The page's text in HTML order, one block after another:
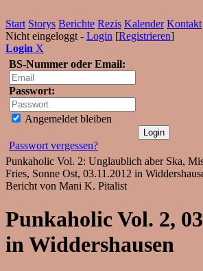
Start Storys Berichte Rezis Kalender Kontakt
Nicht eingeloggt - Login [Registrieren]
Login X
BS-Nummer oder Email:
Passwort:
Angemeldet bleiben
Passwort vergessen?
Punkaholic Vol. 2: Unglaublich aber Ska,
Fries, Sonne Ost, 03.11.2012 in
Bericht von Mani K. Pitalist
Punkaholic Vol. 2,
in Widdershausen